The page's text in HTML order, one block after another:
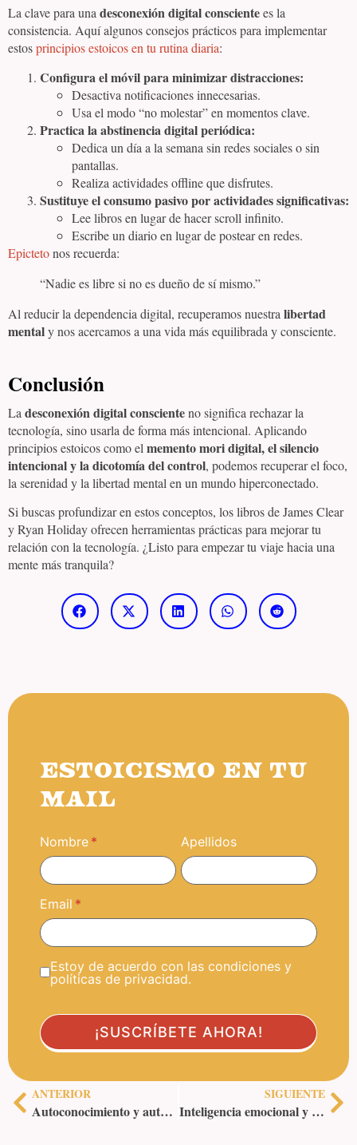
La clave para unadesconexión digital conscientees la
consistencia. Aquí algunos consejos prácticos para implementar
estosprincipios estoicos en tu rutina diaria:
Configura el móvil para minimizar distracciones:
Desactiva notificaciones innecesarias.
Usa el modo “no molestar” en momentos clave.
Practica la abstinencia digital periódica:
Dedica un día a la semana sin redes sociales o sin
pantallas.
Realiza actividades offline que disfrutes.
Sustituye el consumo pasivo por actividades significativas:
Lee libros en lugar de hacer scroll infinito.
Escribe un diario en lugar de postear en redes.
Epictetonos recuerda:
“Nadie es libre si no es dueño de sí mismo.”
Al reducir la dependencia digital, recuperamos nuestra libertad
mentaly nos acercamos a una vida más equilibrada y consciente.
Conclusión
La desconexión digital conscienteno significa rechazar la
tecnología, sino usarla de forma más intencional. Aplicando
principios estoicos como el memento mori digital, el silencio
intencional y la dicotomía del control, podemos recuperar el foco,
la serenidad y la libertad mental en un mundo hiperconectado.
Si buscas profundizar en estos conceptos, los libros de James Clear
y Ryan Holiday ofrecen herramientas prácticas para mejorar tu
relación con la tecnología. ¿Listo para empezar tu viaje hacia una
mente más tranquila?
ESTOICISMO EN TU
MAIL
Nombre Apellidos
Email
Estoy de acuerdo con las condiciones y
políticas de privacidad.
ANTERIOR
Autoconocimiento y autoobservación: herramientas la mente
SIGUIENTE
Inteligencia emocional y empatía: cómo fortalecer relaciones